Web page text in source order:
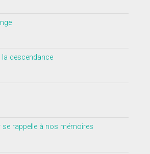
descendance
se rappelle à nos mémoires